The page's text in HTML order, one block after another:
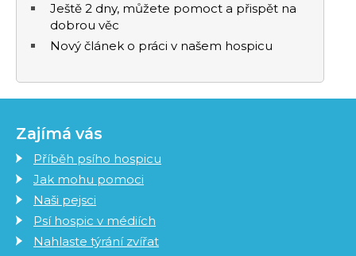
Ještě 2 dny, můžete pomoct a přispět na
dobrou věc
Nový článek o práci v našem hospicu
Zajímá vás
Příběh psího hospicu
Jak mohu pomoci
Naši pejsci
Psí hospic v médiích
Nahlaste týrání zvířat